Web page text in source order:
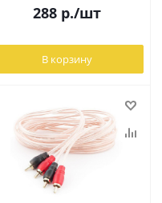
288р./шт
В корзину